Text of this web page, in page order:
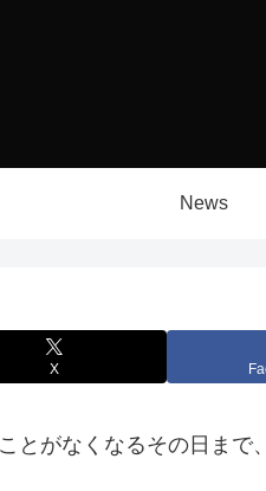
News
X
とがなくなるその日まで